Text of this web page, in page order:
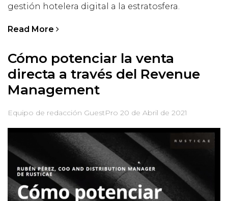
gestión hotelera digital a la estratosfera.
Read More
Cómo potenciar la venta
directa a través del Revenue
Management
Equipo de redacción GuestPro 20 de Abril de 2021